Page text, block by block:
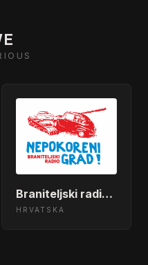
Braniteljski radio "Nepokoreni grad" - Osijek
HRVATSKA